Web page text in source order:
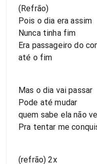
(Refrão)
Pois o dia era assim
Nunca tinha fim
Era passageiro do
até o fim
Mas o dia vai passar
Pode até mudar
quem sabe ela não
Pra tentar me
(refrão) 2x